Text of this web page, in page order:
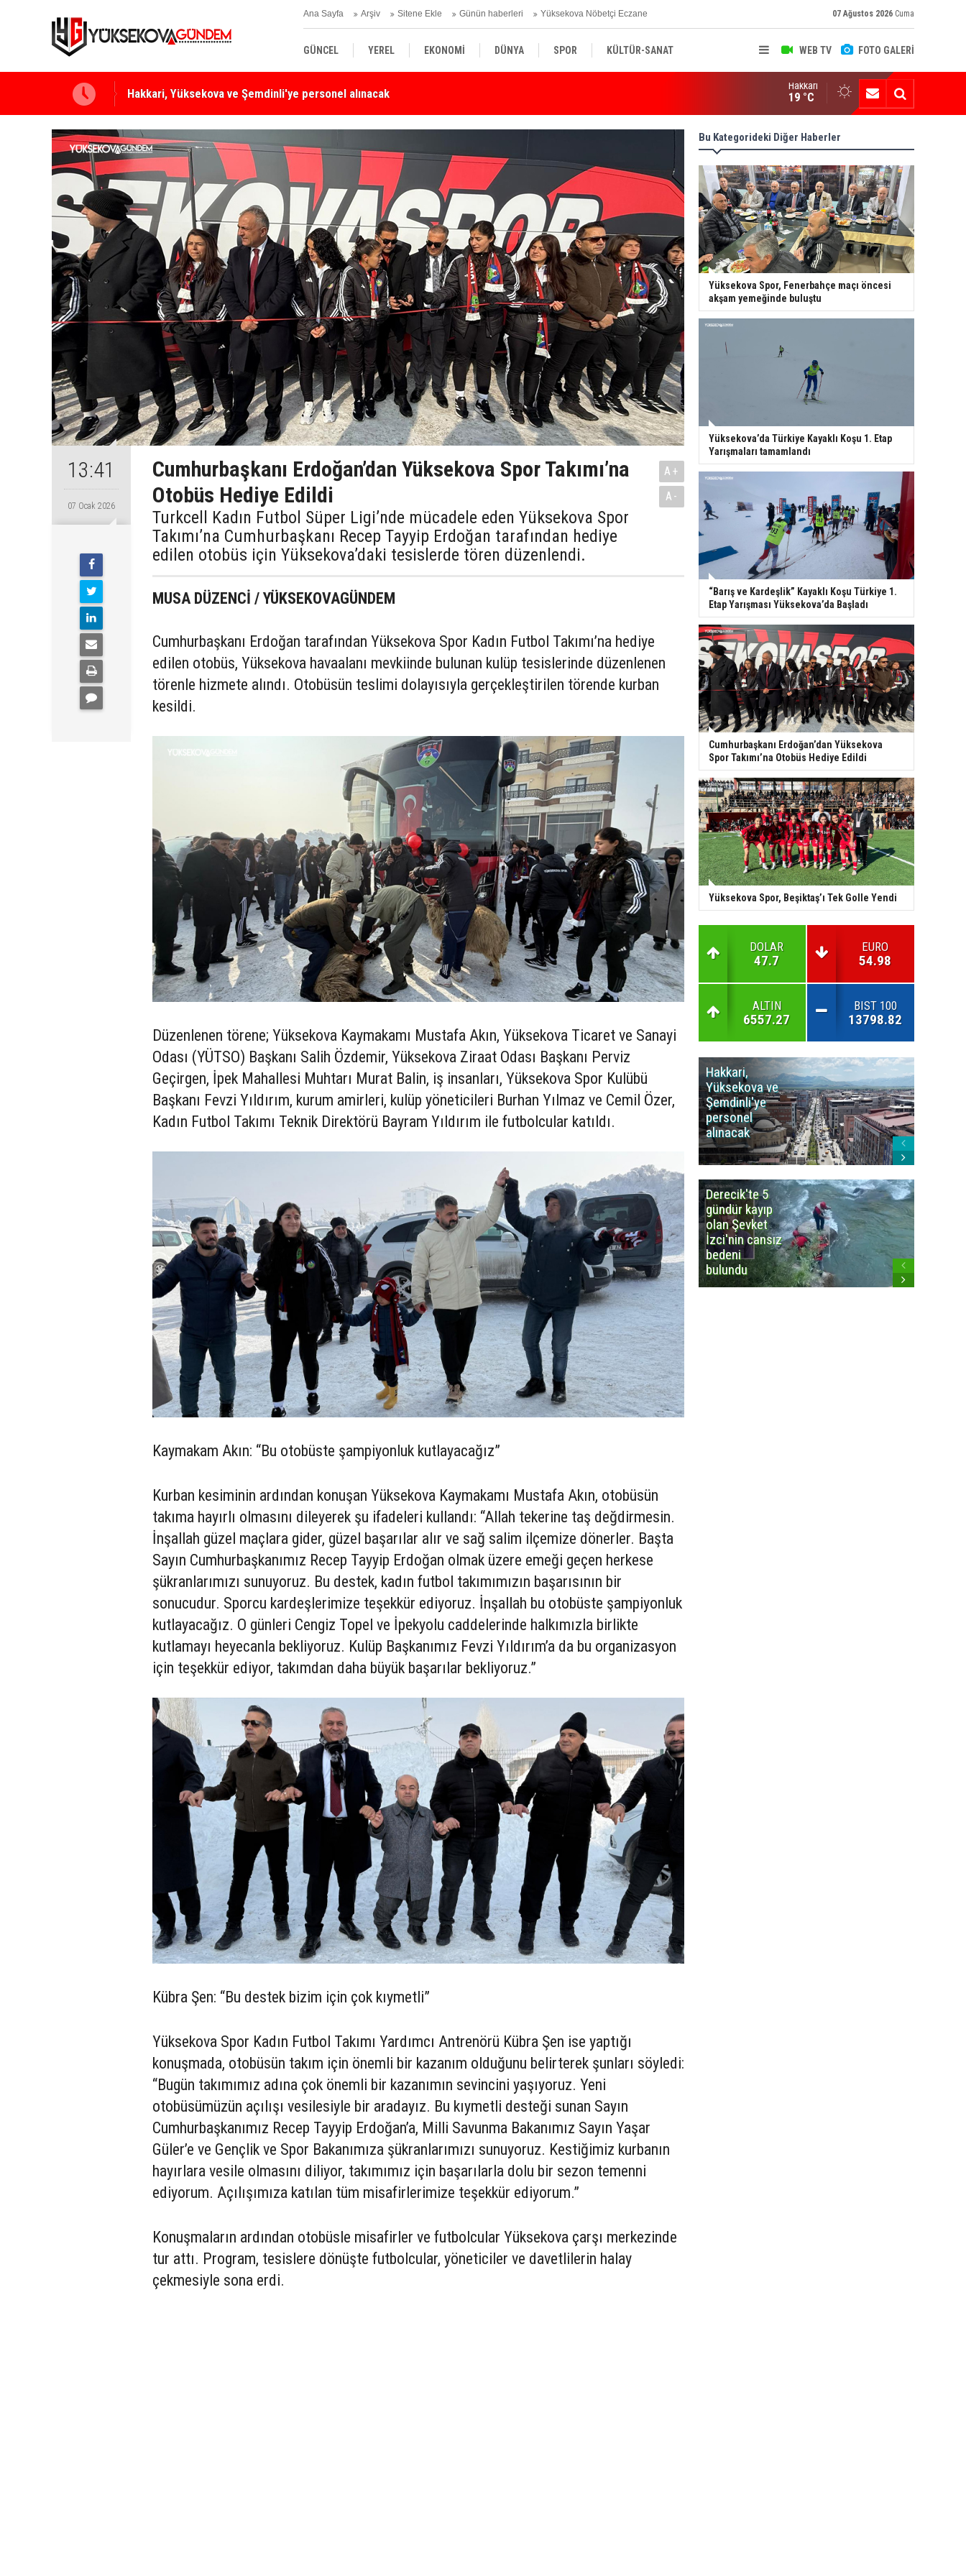
Ana Sayfa Arşiv Sitene Ekle Günün haberleri Yüksekova Nöbetçi Eczane 07 Ağustos 2026 Cuma
WEB TV FOTO GALERİ
GÜNCEL YEREL EKONOMİ DÜNYA SPOR KÜLTÜR-SANAT
SİYASET TEKNOLOJİ
Yüksekova Ziraat Odası'ndan Yangınlara Karşı Duyarlılık Çağrısı Yüksekova'nın Sanayi Geleceği Masaya Yatırıldı
Hakkari
19 °C
13:41
07 Ocak 2026
Cumhurbaşkanı Erdoğan’dan Yüksekova Spor Takımı’na
Otobüs Hediye Edildi
Turkcell Kadın Futbol Süper Ligi’nde mücadele eden Yüksekova Spor
Takımı’na Cumhurbaşkanı Recep Tayyip Erdoğan tarafından hediye
edilen otobüs için Yüksekova’daki tesislerde tören düzenlendi.
A+
A-
MUSA DÜZENCİ / YÜKSEKOVAGÜNDEM
Cumhurbaşkanı Erdoğan tarafından Yüksekova Spor Kadın Futbol Takımı’na hediye
edilen otobüs, Yüksekova havaalanı mevkiinde bulunan kulüp tesislerinde düzenlenen
törenle hizmete alındı. Otobüsün teslimi dolayısıyla gerçekleştirilen törende kurban
kesildi.
Düzenlenen törene; Yüksekova Kaymakamı Mustafa Akın, Yüksekova Ticaret ve Sanayi
Odası (YÜTSO) Başkanı Salih Özdemir, Yüksekova Ziraat Odası Başkanı Perviz
Geçirgen, İpek Mahallesi Muhtarı Murat Balin, iş insanları, Yüksekova Spor Kulübü
Başkanı Fevzi Yıldırım, kurum amirleri, kulüp yöneticileri Burhan Yılmaz ve Cemil Özer,
Kadın Futbol Takımı Teknik Direktörü Bayram Yıldırım ile futbolcular katıldı.
Kaymakam Akın: “Bu otobüste şampiyonluk kutlayacağız”
Kurban kesiminin ardından konuşan Yüksekova Kaymakamı Mustafa Akın, otobüsün
takıma hayırlı olmasını dileyerek şu ifadeleri kullandı: “Allah tekerine taş değdirmesin.
İnşallah güzel maçlara gider, güzel başarılar alır ve sağ salim ilçemize dönerler. Başta
Sayın Cumhurbaşkanımız Recep Tayyip Erdoğan olmak üzere emeği geçen herkese
şükranlarımızı sunuyoruz. Bu destek, kadın futbol takımımızın başarısının bir
sonucudur. Sporcu kardeşlerimize teşekkür ediyoruz. İnşallah bu otobüste şampiyonluk
kutlayacağız. O günleri Cengiz Topel ve İpekyolu caddelerinde halkımızla birlikte
kutlamayı heyecanla bekliyoruz. Kulüp Başkanımız Fevzi Yıldırım’a da bu organizasyon
için teşekkür ediyor, takımdan daha büyük başarılar bekliyoruz.”
Kübra Şen: “Bu destek bizim için çok kıymetli”
Yüksekova Spor Kadın Futbol Takımı Yardımcı Antrenörü Kübra Şen ise yaptığı
konuşmada, otobüsün takım için önemli bir kazanım olduğunu belirterek şunları söyledi:
“Bugün takımımız adına çok önemli bir kazanımın sevincini yaşıyoruz. Yeni
otobüsümüzün açılışı vesilesiyle bir aradayız. Bu kıymetli desteği sunan Sayın
Cumhurbaşkanımız Recep Tayyip Erdoğan’a, Milli Savunma Bakanımız Sayın Yaşar
Güler’e ve Gençlik ve Spor Bakanımıza şükranlarımızı sunuyoruz. Kestiğimiz kurbanın
hayırlara vesile olmasını diliyor, takımımız için başarılarla dolu bir sezon temenni
ediyorum. Açılışımıza katılan tüm misafirlerimize teşekkür ediyorum.”
Konuşmaların ardından otobüsle misafirler ve futbolcular Yüksekova çarşı merkezinde
tur attı. Program, tesislere dönüşte futbolcular, yöneticiler ve davetlilerin halay
çekmesiyle sona erdi.
Bu Kategorideki Diğer Haberler
Yüksekova Spor, Fenerbahçe maçı öncesi
akşam yemeğinde buluştu
Yüksekova’da Türkiye Kayaklı Koşu 1. Etap
Yarışmaları tamamlandı
“Barış ve Kardeşlik” Kayaklı Koşu Türkiye 1.
Etap Yarışması Yüksekova’da Başladı
Cumhurbaşkanı Erdoğan’dan Yüksekova
Spor Takımı’na Otobüs Hediye Edildi
Yüksekova Spor, Beşiktaş’ı Tek Golle Yendi
DOLAR
47.7
EURO
54.98
ALTIN
6557.27
BIST 100
13798.82
Hakkari,
Yüksekova ve
Şemdinli'ye
personel
alınacak
Derecik'te 5
gündür kayıp
olan Şevket
İzci'nin cansız
bedeni
bulundu